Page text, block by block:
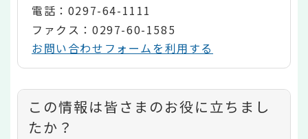
電話：0297-64-1111
ファクス：0297-60-1585
お問い合わせフォームを利用する
コ
ン
この情報は皆さまのお役に立ちまし
たか？